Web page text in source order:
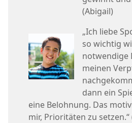
(Abigail)
„Ich liebe
so wichtig
notwendige
meinen
dann ein
eine Belohnung. Das
mir, Prioritäten zu setzen.“